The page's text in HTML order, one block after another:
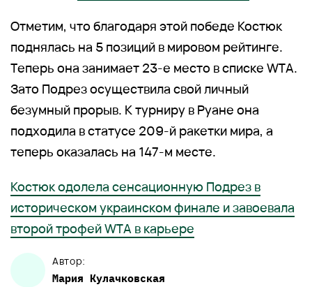
Отметим, что благодаря этой победе Костюк
поднялась на 5 позиций в мировом рейтинге.
Теперь она занимает 23-е место в списке WTA.
Зато Подрез осуществила свой личный
безумный прорыв. К турниру в Руане она
подходила в статусе 209-й ракетки мира, а
теперь оказалась на 147-м месте.
Костюк одолела сенсационную Подрез в
историческом украинском финале и завоевала
второй трофей WTA в карьере
Автор:
Мария Кулачковская